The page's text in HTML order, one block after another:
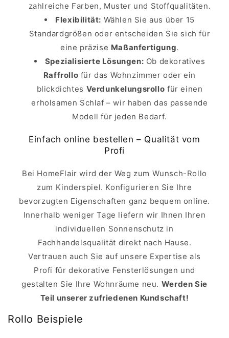
zahlreiche Farben, Muster und Stoffqualitäten.
Flexibilität: Wählen Sie aus über 15
Standardgrößen oder entscheiden Sie sich für
eine präzise Maßanfertigung.
Spezialisierte Lösungen: Ob dekoratives
Raffrollo für das Wohnzimmer oder ein
blickdichtes Verdunkelungsrollo für einen
erholsamen Schlaf – wir haben das passende
Modell für jeden Bedarf.
Einfach online bestellen – Qualität vom
Profi
Bei HomeFlair wird der Weg zum Wunsch-Rollo
zum Kinderspiel. Konfigurieren Sie Ihre
bevorzugten Eigenschaften ganz bequem online.
Innerhalb weniger Tage liefern wir Ihnen Ihren
individuellen Sonnenschutz in
Fachhandelsqualität direkt nach Hause.
Vertrauen auch Sie auf unsere Expertise als
Profi für dekorative Fensterlösungen und
gestalten Sie Ihre Wohnräume neu. Werden Sie
Teil unserer zufriedenen Kundschaft!
Rollo Beispiele